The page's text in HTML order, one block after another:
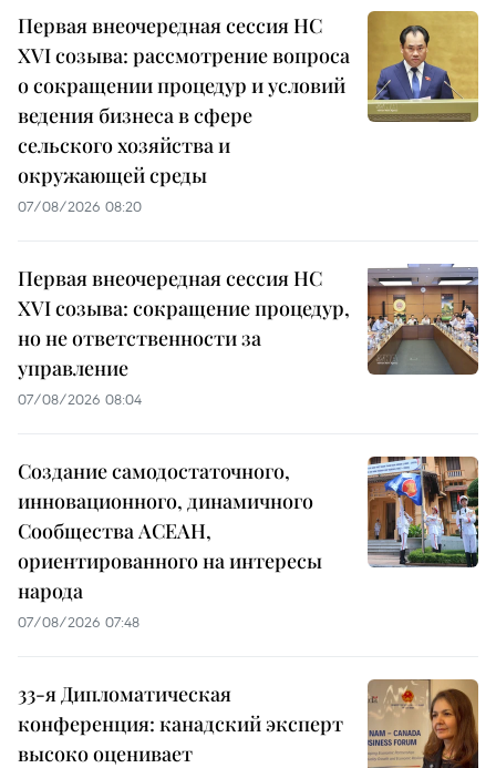
Первая внеочередная сессия НС
XVI созыва: рассмотрение вопроса
о сокращении процедур и условий
ведения бизнеса в сфере
сельского хозяйства и
окружающей среды
07/08/2026 08:20
Первая внеочередная сессия НС
XVI созыва: сокращение процедур,
но не ответственности за
управление
07/08/2026 08:04
Создание самодостаточного,
инновационного, динамичного
Сообщества АСЕАН,
ориентированного на интересы
народа
07/08/2026 07:48
33-я Дипломатическая
конференция: канадский эксперт
высоко оценивает